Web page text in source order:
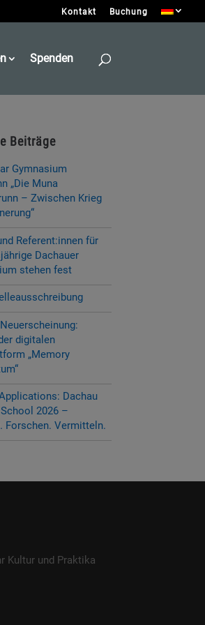
Kontakt Buchung
Spenden
Beiträge
Gymnasium
„Die Muna
– Zwischen Krieg
Referent:innen für
Dachauer
stehen fest
digitalen
„Memory
Dachau
2026 –
Forschen. Vermitteln.
Kultur und Praktika